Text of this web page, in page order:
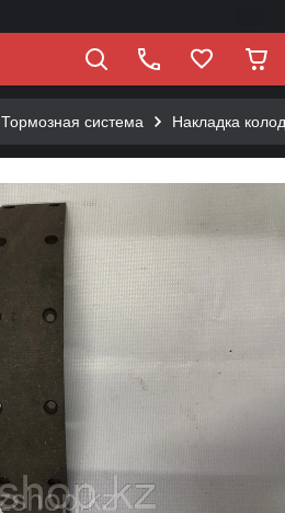
Тормозная система Накладка